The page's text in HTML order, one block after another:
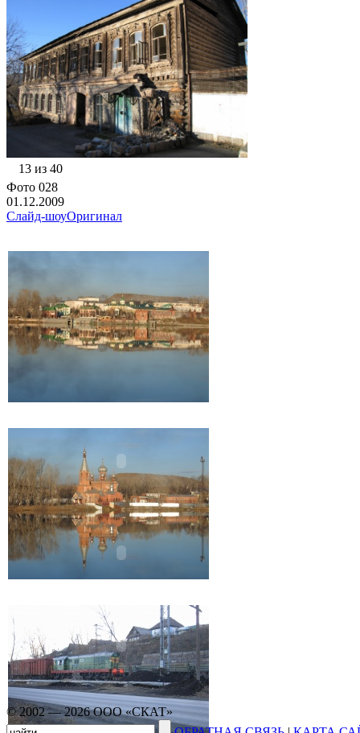
13 из 40
Фото 028
01.12.2009
Слайд-шоуОригинал
© 2002 — 2026 ООО «СКАТ»